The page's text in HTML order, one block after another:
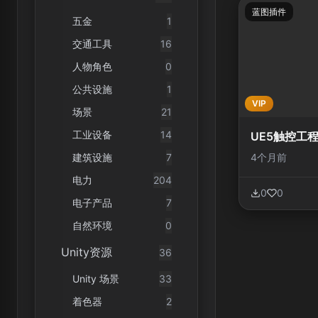
五金
1
交通工具
16
人物角色
0
公共设施
1
场景
21
工业设备
14
建筑设施
7
电力
204
电子产品
7
自然环境
0
Unity资源 36
Unity 场景
33
着色器
2
蓝图插件
VIP
UE5触控工程
4个月前
0 0